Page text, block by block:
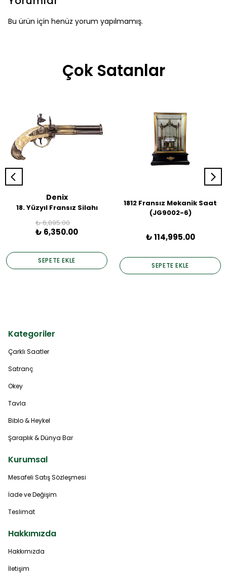
Bu ürün için henüz yorum yapılmamış.
Çok Satanlar
Denix
18. Yüzyıl Fransız Silahı
₺ 6,895.00
₺ 6,350.00
SEPETE EKLE
1812 Fransız Mekanik Saat
(JG9002-6)
₺ 114,995.00
SEPETE EKLE
Kategoriler
Çarklı Saatler
Satranç
Okey
Tavla
Biblo & Heykel
Şaraplık & Dünya Bar
Kurumsal
Mesafeli Satış Sözleşmesi
İade ve Değişim
Teslimat
Hakkımızda
Hakkımızda
İletişim